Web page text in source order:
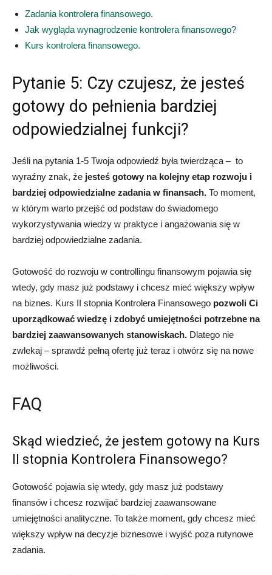
Zadania kontrolera finansowego.
Jak wygląda wynagrodzenie kontrolera finansowego?
Kurs kontrolera finansowego.
Pytanie 5: Czy czujesz, że jesteś
gotowy do pełnienia bardziej
odpowiedzialnej funkcji?
Jeśli na pytania 1-5 Twoja odpowiedź była twierdząca – to
wyraźny znak, że jesteś gotowy na kolejny etap rozwoju i
bardziej odpowiedzialne zadania w finansach. To moment,
w którym warto przejść od podstaw do świadomego
wykorzystywania wiedzy w praktyce i angażowania się w
bardziej odpowiedzialne zadania.
Gotowość do rozwoju w controllingu finansowym pojawia się
wtedy, gdy masz już podstawy i chcesz mieć większy wpływ
na biznes. Kurs II stopnia Kontrolera Finansowego pozwoli Ci
uporządkować wiedzę i zdobyć umiejętności potrzebne na
bardziej zaawansowanych stanowiskach. Dlatego nie
zwlekaj – sprawdź pełną ofertę już teraz i otwórz się na nowe
możliwości.
FAQ
Skąd wiedzieć, że jestem gotowy na Kurs
II stopnia Kontrolera Finansowego?
Gotowość pojawia się wtedy, gdy masz już podstawy
finansów i chcesz rozwijać bardziej zaawansowane
umiejętności analityczne. To także moment, gdy chcesz mieć
większy wpływ na decyzje biznesowe i wyjść poza rutynowe
zadania.